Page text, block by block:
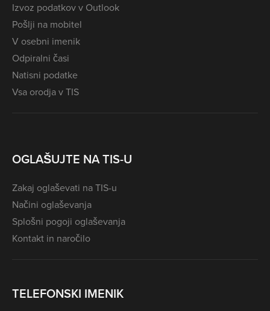
Izvoz podatkov v Outlook
Pošlji na mobitel
V osebni imenik
Odpiralni časi
Natisni podatke
Vsa orodja v TIS
OGLAŠUJTE NA TIS-U
Zakaj oglaševati na TIS-u
Načini oglaševanja
Splošni pogoji oglaševanja
Kontakt in naročilo
TELEFONSKI IMENIK